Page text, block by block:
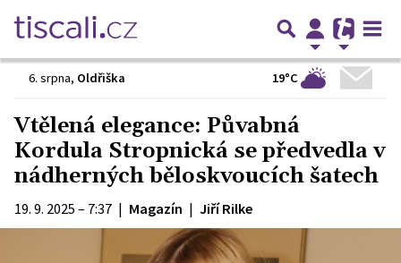
6. srpna, Oldřiška 19°C
Vtělená elegance: Půvabná
Kordula Stropnická se předvedla v
nádherných běloskvoucích šatech
19. 9. 2025 – 7:37 | Magazín | Jiří Rilke